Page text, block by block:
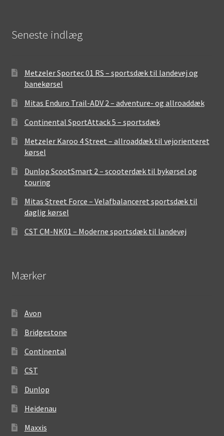
Seneste indlæg
Metzeler Sportec 01 RS – sportsdæk til landevej og
banekørsel
Mitas Enduro Trail-ADV 2 – adventure- og allroaddæk
Continental SportAttack 5 – sportsdæk
Metzeler Karoo 4 Street – allroaddæk til vejorienteret
kørsel
Dunlop ScootSmart 2 – scooterdæk til bykørsel og
touring
Mitas Street Force – Velafbalanceret sportsdæk til
daglig kørsel
CST CM-NK01 – Moderne sportsdæk til landevej
Mærker
Avon
Bridgestone
Continental
CST
Dunlop
Heidenau
Maxxis